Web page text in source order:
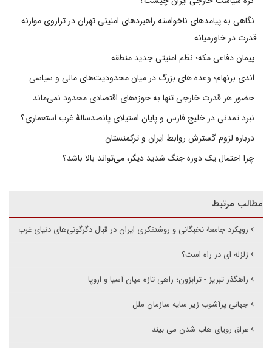
نگاهی به پیامدهای ناخواسته راهبردهای امنیتی تهران در ترازوی موازنه
قدرت در خاورمیانه
پیمان دفاعی مکه؛ نظم امنیتی جدید منطقه
اندی برنهام؛ وعده های بزرگ در میان محدودیت‌های مالی و سیاسی
حضور هر قدرت خارجی تنها به حوزه‌های اقتصادی محدود نمی‌ماند
نبرد تمدنی در خلیج فارس و پایان استیلای پانصدسالۀ غرب استعماری؟
درباره لزوم گسترش روابط ایران و ترکمنستان
چرا احتمال یک دوره جنگ شدید دیگر، می‌تواند بالا باشد؟
مطالب مرتبط
رویکرد جامعۀ نخبگانی و روشنفکری ایران در قبال دگرگونی‌های دنیای غرب
زلزله ای در راه است؟
راهگذر تبریز - ترابزون؛ راهی تازه میان آسیا و اروپا
جهانی پرآشوب زیر سایه سازمان ملل
عراق رویای هاب شدن می بیند